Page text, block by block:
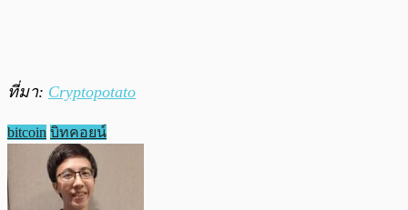
ที่มา: Cryptopotato
bitcoin บิทคอยน์